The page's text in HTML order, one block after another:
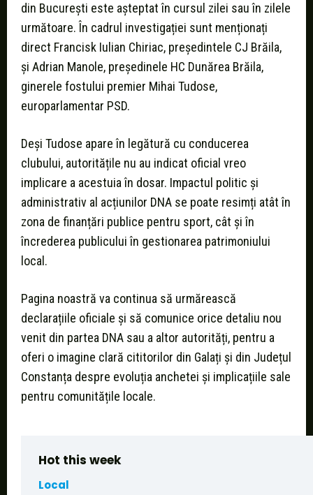
din București este așteptat în cursul zilei sau în zilele
următoare. În cadrul investigației sunt menționați
direct Francisk Iulian Chiriac, președintele CJ Brăila,
și Adrian Manole, președinele HC Dunărea Brăila,
ginerele fostului premier Mihai Tudose,
europarlamentar PSD.
Deși Tudose apare în legătură cu conducerea
clubului, autoritățile nu au indicat oficial vreo
implicare a acestuia în dosar. Impactul politic și
administrativ al acțiunilor DNA se poate resimți atât în
zona de finanțări publice pentru sport, cât și în
încrederea publicului în gestionarea patrimoniului
local.
Pagina noastră va continua să urmărească
declarațiile oficiale și să comunice orice detaliu nou
venit din partea DNA sau a altor autorități, pentru a
oferi o imagine clară cititorilor din Galați și din Județul
Constanța despre evoluția anchetei și implicațiile sale
pentru comunitățile locale.
Hot this week
Local